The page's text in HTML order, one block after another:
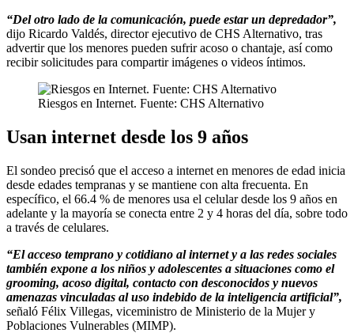
“Del otro lado de la comunicación, puede estar un depredador”,
dijo Ricardo Valdés, director ejecutivo de CHS Alternativo, tras
advertir que los menores pueden sufrir acoso o chantaje, así como
recibir solicitudes para compartir imágenes o videos íntimos.
Riesgos en Internet. Fuente: CHS Alternativo
Usan internet desde los 9 años
El sondeo precisó que el acceso a internet en menores de edad inicia
desde edades tempranas y se mantiene con alta frecuenta. En
específico, el 66.4 % de menores usa el celular desde los 9 años en
adelante y la mayoría se conecta entre 2 y 4 horas del día, sobre todo
a través de celulares.
“El acceso temprano y cotidiano al internet y a las redes sociales
también expone a los niños y adolescentes a situaciones como el
grooming, acoso digital, contacto con desconocidos y nuevos
amenazas vinculadas al uso indebido de la inteligencia artificial”,
señaló Félix Villegas, viceministro de Ministerio de la Mujer y
Poblaciones Vulnerables (MIMP).